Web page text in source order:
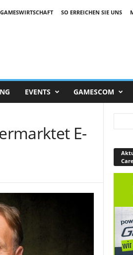
SO ERREICHEN SIE UNS
EVENTS GAMESCOM
E-